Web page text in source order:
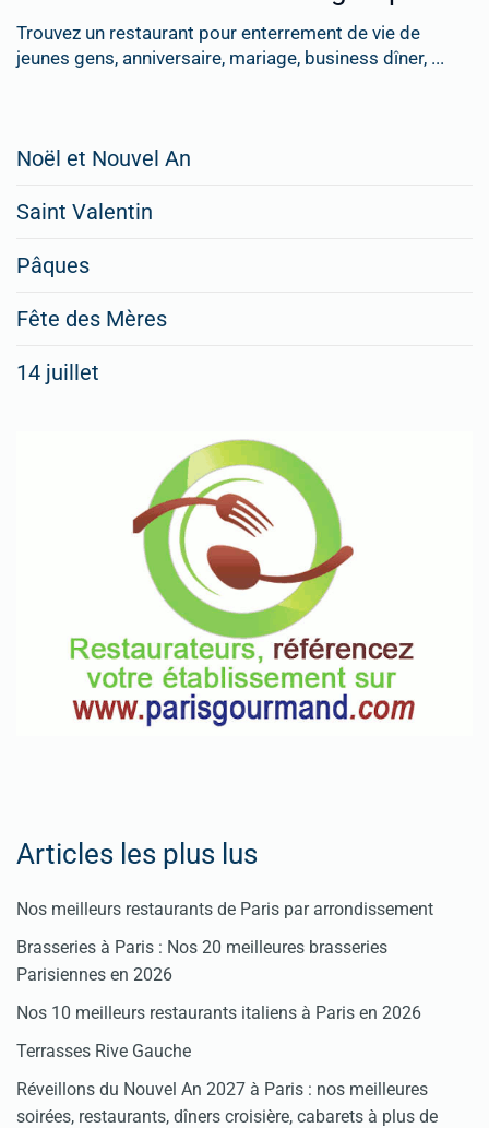
Trouvez un restaurant pour enterrement de vie de
jeunes gens, anniversaire, mariage, business dîner, ...
rubriques
Spéciales
Fêtes
Pour
enregistrer
votre
restaurant
Noël et Nouvel An
Saint Valentin
Pâques
Fête des Mères
14 juillet
Articles les plus lus
Nos meilleurs restaurants de Paris par arrondissement
Brasseries à Paris : Nos 20 meilleures brasseries
Parisiennes en 2026
Nos 10 meilleurs restaurants italiens à Paris en 2026
Terrasses Rive Gauche
Réveillons du Nouvel An 2027 à Paris : nos meilleures
soirées, restaurants, dîners croisière, cabarets à plus de